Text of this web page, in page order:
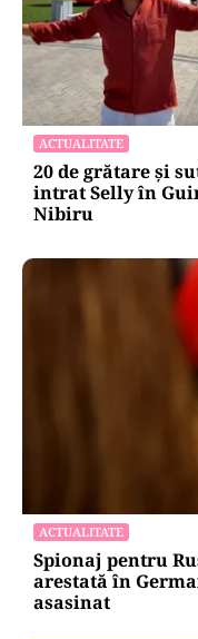
ACTUALITATE
20 de grătare și
intrat Selly în
Nibiru
ACTUALITATE
Spionaj pentru
arestată în
asasinat